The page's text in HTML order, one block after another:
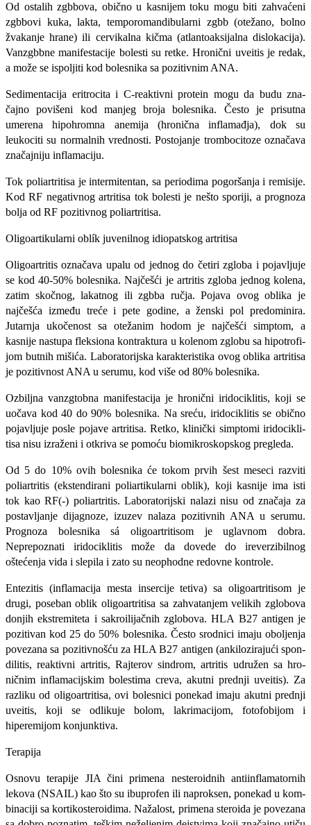
Od ostalih zgbbova, obično u kasnijem toku mogu biti zahvaće­ni
zgbbovi kuka, lakta, temporomandibularni zgbb (otežano, bolno
žvakanje hrane) ili cervikalna kičma (atlantoaksijalna dislokacija).
Vanzgbbne manifestacije bolesti su retke. Hronični uveitis je redak,
a može se ispoljiti kod bolesnika sa pozitivnim ANA.
Sedimentacija eritrocita i C-reaktivni protein mogu da budu zna­
čajno povišeni kod manjeg broja bolesnika. Često je prisutna
umerena hipohromna anemija (hronična inflamađja), dok su
leukociti su normalnih vrednosti. Postojanje trombocitoze označava
značaj­niju inflamaciju.
Tok poliartritisa je intermitentan, sa periodima pogoršanja i remisije.
Kod RF negativnog artritisa tok bolesti je nešto sporiji, a prognoza
bolja od RF pozitivnog poliartritisa.
Oligoartikularni oblík juvenilnog idiopatskog artritisa
Oligoartritis označava upalu od jednog do četiri zgloba i pojav­ljuje
se kod 40-50% bolesnika. Najčešći je artritis zgloba jednog kolena,
zatim skočnog, lakatnog ili zgbba ručja. Pojava ovog oblika je
najčešća između treće i pete godine, a ženski pol predominira.
Jutarnja ukočenost sa otežanim hodom je najčešći simptom, a
kasnije nastupa fleksiona kontraktura u kolenom zglobu sa hipotrofi-
jom butnih mišića. Laboratorijska karakteristika ovog oblika artritisa
je pozitivnost ANA u serumu, kod više od 80% bolesnika.
Ozbiljna vanzgtobna manifestacija je hronični iridociklitis, koji se
uočava kod 40 do 90% bolesnika. Na sreću, iridociklitis se obično
pojavljuje posle pojave artritisa. Retko, klinički simptomi iridocikli-
tisa nisu izraženi i otkriva se pomoću biomikroskopskog pregleda.
Od 5 do 10% ovih bolesnika će tokom prvih šest meseci razviti
poliartritis (ekstendirani poliartikularni oblik), koji kasnije ima isti
tok kao RF(-) poliartritis. Laboratorijski nalazi nisu od značaja za
postavljanje dijagnoze, izuzev nalaza pozitivnih ANA u serumu.
Prog­noza bolesnika sá oligoartritisom je uglavnom dobra.
Neprepoznati iridociklitis može da dovede do ireverzibilnog
oštećenja vida i slepila i zato su neophodne redovne kontrole.
Entezitis (inflamacija mesta insercije tetiva) sa oligoartritisom je
drugi, poseban oblik oligoartritisa sa zahvatanjem velikih zglobova
donjih ekstremiteta i sakroilijačnih zglobova. HLA B27 antigen je
pozitivan kod 25 do 50% bolesnika. Često srodnici imaju oboljenja
povezana sa pozitivnošću za HLA B27 antigen (ankilozirajući spon-
dilitis, reaktivni artritis, Rajterov sindrom, artritis udružen sa hro-
ničnim inflamacijskim bolestima creva, akutni prednji uveitis). Za
razliku od oligoartritisa, ovi bolesnici ponekad imaju akutni prednji
uveitis, koji se odlikuje bolom, lakrimacijom, fotofobijom i
hiperemijom konjunktiva.
Terapija
Osnovu terapije JIA čini primena nesteroidnih antiinflamatornih
lekova (NSAIL) kao što su ibuprofen ili naproksen, ponekad u kom­
binaciji sa kortikosteroidima. Nažalost, primena steroida je poveza­na